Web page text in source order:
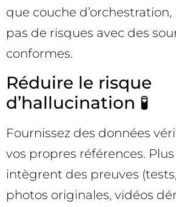
que couche
pas de risques avec des
conformes.
Réduire le risque
d’hallucination 🧪
Fournissez des données
vos propres références.
intègrent des preuves
photos originales, vidéos